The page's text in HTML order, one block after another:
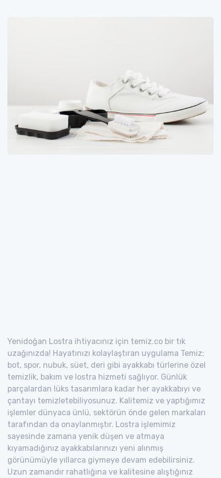
Yenidoğan Lostra ihtiyacınız için temiz.co bir tık
uzağınızda! Hayatınızı kolaylaştıran uygulama Temiz;
bot, spor, nubuk, süet, deri gibi ayakkabı türlerine özel
temizlik, bakım ve lostra hizmeti sağlıyor. Günlük
parçalardan lüks tasarımlara kadar her ayakkabıyı ve
çantayı temizletebiliyosunuz. Kalitemiz ve yaptığımız
işlemler dünyaca ünlü, sektörün önde gelen markaları
tarafından da onaylanmıştır. Lostra işlemimiz
sayesinde zamana yenik düşen ve atmaya
kıyamadığınız ayakkabılarınızı yeni alınmış
görünümüyle yıllarca giymeye devam edebilirsiniz.
Uzun zamandır rahatlığına ve kalitesine alıştığınız